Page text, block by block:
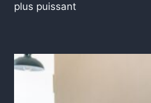
plus puissant